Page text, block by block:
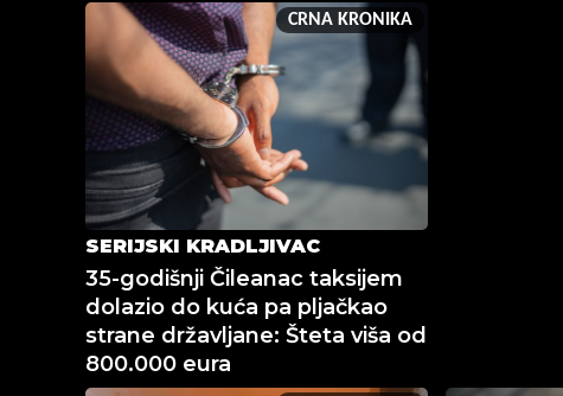
CRNA KRONIKA
SERIJSKI KRADLJIVAC
35-godišnji Čileanac taksijem
dolazio do kuća pa pljačkao
strane državljane: Šteta viša od
800.000 eura